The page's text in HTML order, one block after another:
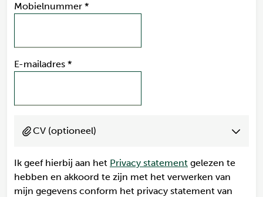
Mobielnummer *
E-mailadres *
CV (optioneel)
Ik geef hierbij aan het Privacy statement gelezen te
hebben en akkoord te zijn met het verwerken van
mijn gegevens conform het privacy statement van